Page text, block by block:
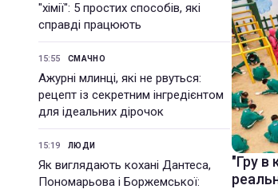
"хімії": 5 простих способів, які
справді працюють
15:55 СМАЧНО
Ажурні млинці, які не рвуться:
рецепт із секретним інгредієнтом
для ідеальних дірочок
15:19 ЛЮДИ
Як виглядають кохані Дантеса,
Пономарьова і Боржемської:
"Гру в